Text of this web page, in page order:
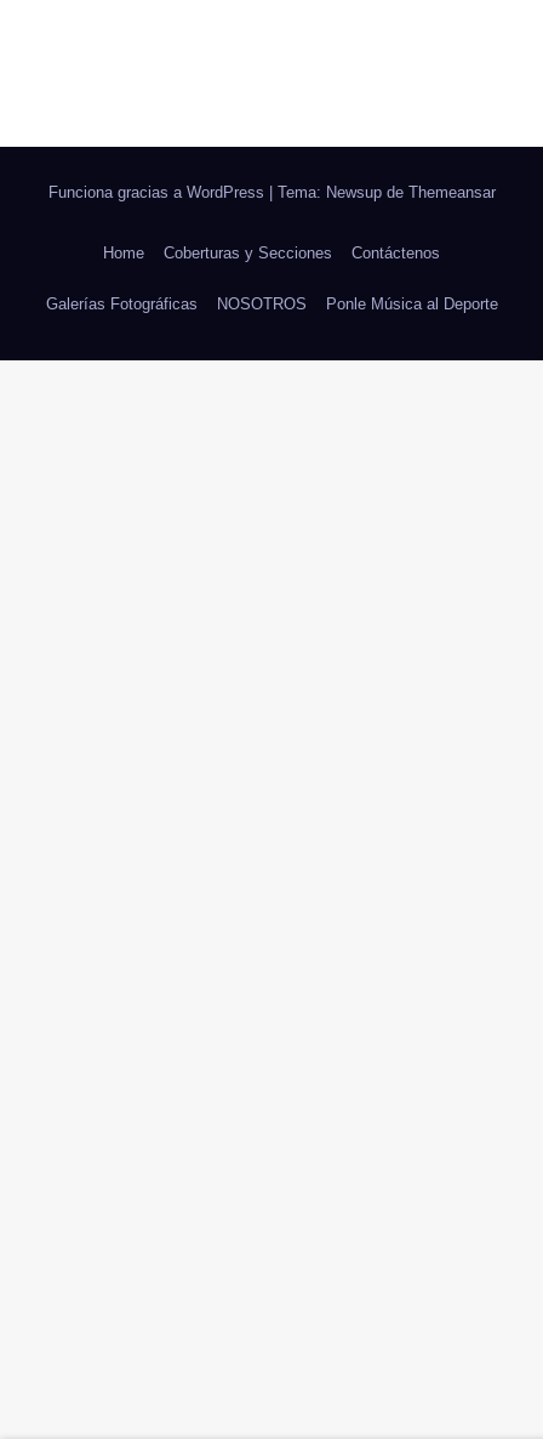
Funciona gracias a WordPress Tema: Newsup de Themeansar
Home Coberturas y Secciones Contáctenos
Galerías Fotográficas NOSOTROS Ponle Música al Deporte